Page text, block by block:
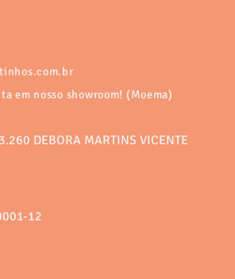
página
em nosso showroom! (Moema)
DEBORA MARTINS VICENTE
12